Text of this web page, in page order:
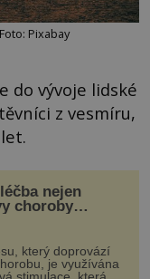
Pixabay
do vývoje lidské
z vesmíru,
nejen
choroby
který doprovází
je využívána